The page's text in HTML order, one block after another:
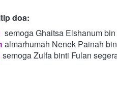
doa:
semoga Ghaitsa Elshanum
almarhumah Nenek Painah
semoga Zulfa binti Fulan